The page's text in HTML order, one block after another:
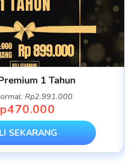
1 Tahun
Rp2.991.000
SEKARANG